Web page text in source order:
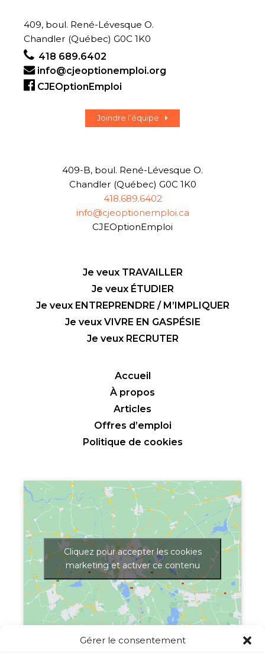
Gérer le consentement
409, boul. René-Lévesque O.
Chandler (Québec) G0C 1K0
418 689.6402
info@cjeoptionemploi.org
CJEOptionEmploi
Joindre l’équipe
409-B, boul. René-Lévesque O.
Chandler (Québec) G0C 1K0
418.689.6402
info@cjeoptionemploi.ca
CJEOptionEmploi
Je veux TRAVAILLER
Je veux ÉTUDIER
Je veux ENTREPRENDRE / M’IMPLIQUER
Je veux VIVRE EN GASPÉSIE
Je veux RECRUTER
Accueil
À propos
Articles
Offres d’emploi
Politique de cookies
Cliquez pour accepter les cookies
marketing et activer ce contenu